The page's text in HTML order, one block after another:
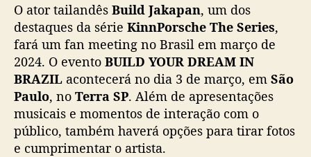
B
r
i
l
:
e
v
O ator tailandês Build Jakapan, um dos
destaques da série KinnPorsche The Series,
fará um fan meeting no Brasil em março de
2024. O evento BUILD YOUR DREAM IN
BRAZIL acontecerá no dia 3 de março, em São
Paulo, no Terra SP. Além de apresentações
musicais e momentos de interação com o
público, também haverá opções para tirar fotos
e cumprimentar o artista.